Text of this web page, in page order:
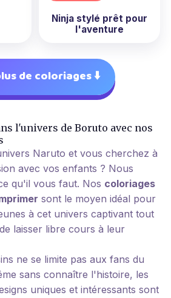
Ninja stylé prêt pour
l'aventure
de coloriages ⬇️
l'univers de Boruto avec nos
Naruto et vous cherchez à
avec vos enfants ? Nous
qu'il vous faut. Nos coloriages
sont le moyen idéal pour
à cet univers captivant tout
laisser libre cours à leur
ne se limite pas aux fans du
sans connaître l'histoire, les
uniques et intéressants sont